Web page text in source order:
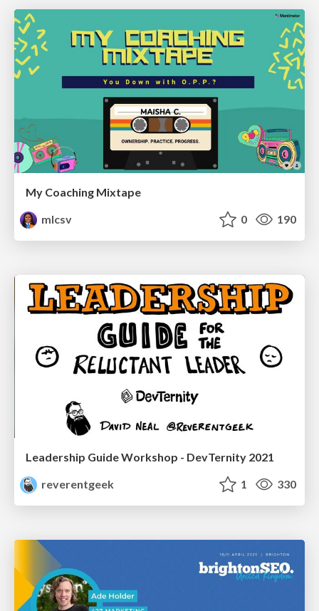
My Coaching Mixtape
mlcsv
0 190
Leadership Guide Workshop - DevTernity 2021
reverentgeek
1 330